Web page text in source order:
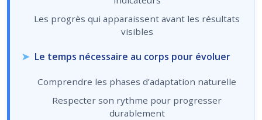
Les progrès qui apparaissent avant les résultats
visibles
Le temps nécessaire au corps pour évoluer
Comprendre les phases d’adaptation naturelle
Respecter son rythme pour progresser
durablement